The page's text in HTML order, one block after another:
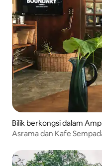
Bilik berkongsi dalam
ani
Asrama dan Kafe